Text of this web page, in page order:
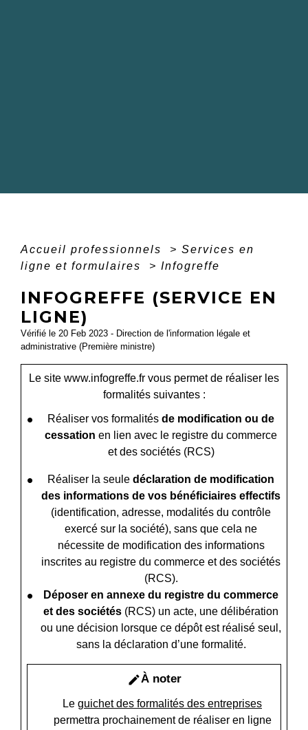
Accueil professionnels > Services en
ligne et formulaires
> Infogreffe
INFOGREFFE (SERVICE EN
LIGNE)
Vérifié le 20 Feb 2023 - Direction de l'information légale et
administrative (Première ministre)
Le site www.infogreffe.fr vous permet de réaliser les
formalités suivantes :
Réaliser vos formalités de modification ou de
cessation en lien avec le registre du commerce
et des sociétés (RCS)
Réaliser la seule déclaration de modification
des informations de vos bénéficiaires effectifs
(identification, adresse, modalités du contrôle
exercé sur la société), sans que cela ne
nécessite de modification des informations
inscrites au registre du commerce et des sociétés
(RCS).
Déposer en annexe du registre du commerce
et des sociétés (RCS) un acte, une délibération
ou une décision lorsque ce dépôt est réalisé seul,
sans la déclaration d’une formalité.
editÀ noter
Le guichet des formalités des entreprises
permettra prochainement de réaliser en ligne